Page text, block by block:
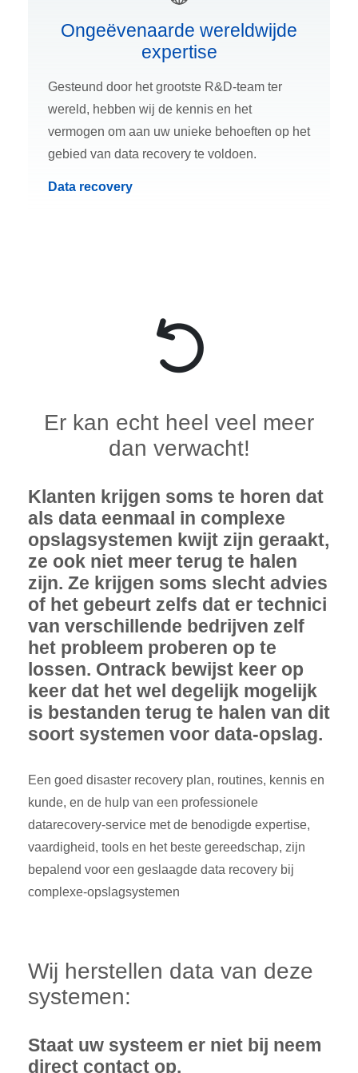
Ongeëvenaarde wereldwijde
expertise
Gesteund door het grootste R&D-team ter
wereld, hebben wij de kennis en het
vermogen om aan uw unieke behoeften op het
gebied van data recovery te voldoen.
Data recovery
Er kan echt heel veel meer
dan verwacht!
Klanten krijgen soms te horen dat
als data eenmaal in complexe
opslagsystemen kwijt zijn geraakt,
ze ook niet meer terug te halen
zijn. Ze krijgen soms slecht advies
of het gebeurt zelfs dat er technici
van verschillende bedrijven zelf
het probleem proberen op te
lossen. Ontrack bewijst keer op
keer dat het wel degelijk mogelijk
is bestanden terug te halen van dit
soort systemen voor data-opslag.
Een goed disaster recovery plan, routines, kennis en
kunde, en de hulp van een professionele
datarecovery-service met de benodigde expertise,
vaardigheid, tools en het beste gereedschap, zijn
bepalend voor een geslaagde data recovery bij
complexe-opslagsystemen
Wij herstellen data van deze
systemen:
Staat uw systeem er niet bij neem
direct contact op.